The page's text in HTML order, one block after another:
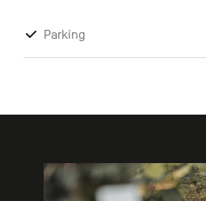
Parking
Galerie